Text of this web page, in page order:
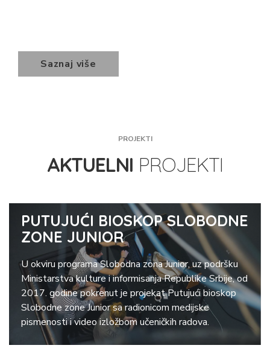
Saznaj više
PROJEKTI
AKTUELNI PROJEKTI
PUTUJUĆI BIOSKOP SLOBODNE
ZONE JUNIOR
U okviru programa Slobodna zona Junior, uz podršku
Ministarstva kulture i informisanja Republike Srbije, od
2017. godine pokrenut je projekat Putujući bioskop
Slobodne zone Junior sa radionicom medijske
pismenosti i video izložbom učeničkih radova.